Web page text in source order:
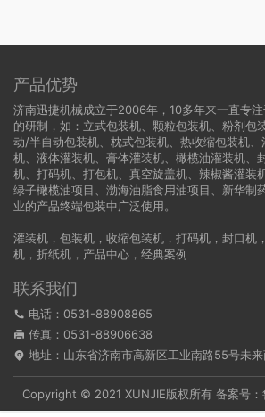
产品优势
济南迅捷机械成立于2006年，10多年来一直专
的研制，如：立式包装机、颗粒包装机、粉剂包
动/半自动包装机、枕式包装机、热收缩包装机
机、液体灌装机、膏体灌装机、橄榄油灌装机、
机、打码机、打包机、真空旋盖机、辣椒酱灌装
绿子橄榄油项目、渤海油脂食用油项目、新华制
业的产品终端包装中广泛使用。
灌装机 ， 包装机 ， 收缩包装机 ， 打码机 ， 封口机 ，
机 ， 折纸机 ， 产品中心 ， 经典案例
联系我们
电话：0531-88908865
传真：0531-88906638
地址：山东省济南市高新区工业南路55号未
Copyright © 2021 XUNJIE版权所有 备案号：